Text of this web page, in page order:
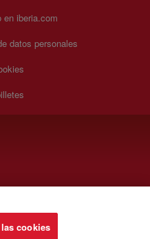
en iberia.com
datos personales
cookies